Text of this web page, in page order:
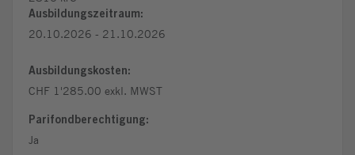
Ausbildungszeitraum:
20.10.2026 - 21.10.2026
Ausbildungskosten:
CHF 1'285.00 exkl. MWST
Parifondberechtigung:
Ja